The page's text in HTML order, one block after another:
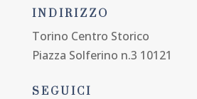
INDIRIZZO
Torino Centro Storico
Piazza Solferino n.3 10121
SEGUICI